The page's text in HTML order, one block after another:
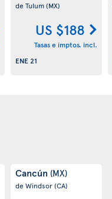
de Tulum(MX)
US $188
Tasas e imptos. incl.
ENE 21
Cancún (MX)
de Windsor(CA)